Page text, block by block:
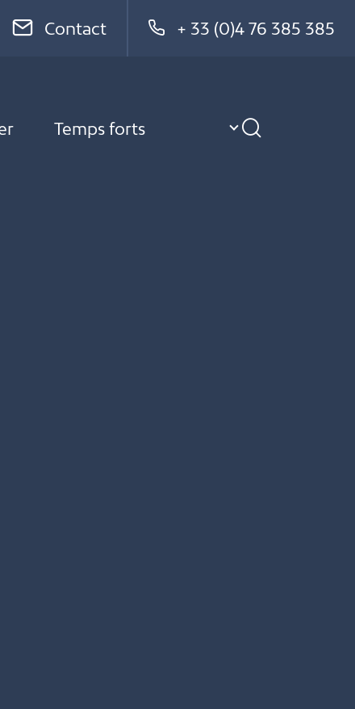
Contact + 33 (0)4 76 385 385
Temps forts